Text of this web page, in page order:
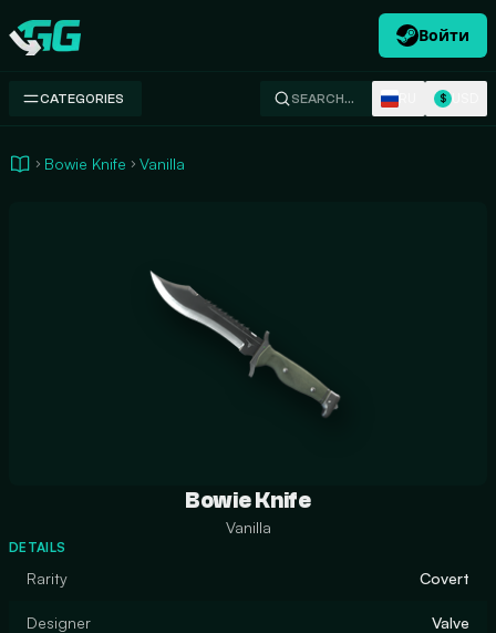
Swap.gg
Войти
CATEGORIES SEARCH… $
Bowie Knife Vanilla
Bowie Knife
Vanilla
DETAILS
Rarity Covert
Designer Valve